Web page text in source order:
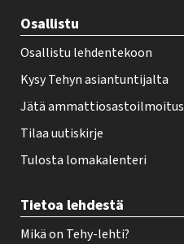
r
Osallistu
Osallistu lehdentekoon
Kysy Tehyn asiantuntijalta
Jätä ammattiosastoilmoitus
Tilaa uutiskirje
Tulosta lomakalenteri
Tietoa lehdestä
Mikä on Tehy-lehti?